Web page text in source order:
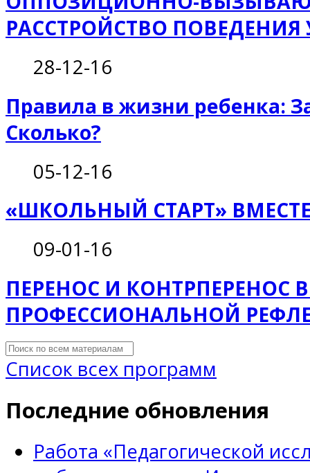
РАССТРОЙСТВО ПОВЕДЕНИЯ
28-12-16
Правила в жизни ребенка:
Сколько?
05-12-16
«ШКОЛЬНЫЙ СТАРТ»
09-01-16
ПЕРЕНОС И КОНТРПЕРЕНОС
ПРОФЕССИОНАЛЬНОЙ
Список всех программ
Последние обновления
Работа «Педагогической